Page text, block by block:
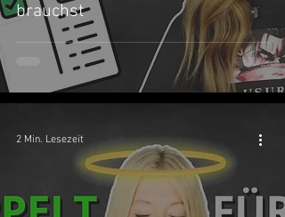
brauchst
2 Min. Lesezeit